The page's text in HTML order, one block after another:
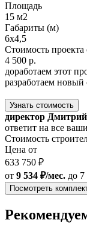
Площадь
15 м2
Габариты (м)
6x4,5
Стоимость проекта
4 500 р.
доработаем этот
разработаем новый
Узнать стоимость
директор Дмитрий
ответит на все
Стоимость
Цена от
633 750 ₽
от 9 534 ₽/мес. до 7
Посмотреть